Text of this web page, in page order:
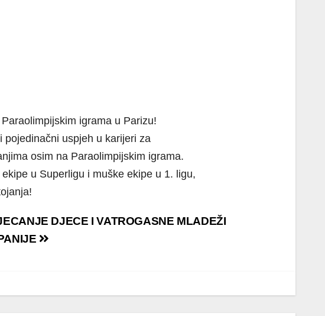
igrama u Parizu!
pojedinačni uspjeh u karijeri za
osim na Paraolimpijskim igrama.
u Superligu i muške ekipe u 1. ligu,
DJECE I VATROGASNE MLADEŽI